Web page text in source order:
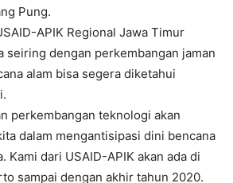
Pung.
APIK Regional Jawa Timur
seiring dengan perkembangan jaman
alam bisa segera diketahui
perkembangan teknologi akan
dalam mengantisipasi dini bencana
Kami dari USAID-APIK akan ada di
sampai dengan akhir tahun 2020.